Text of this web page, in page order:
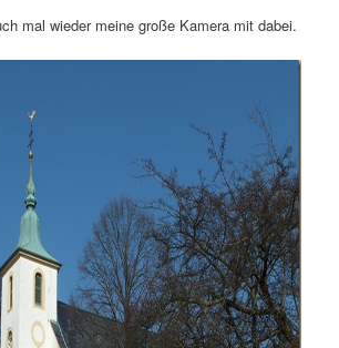
mal wieder meine große Kamera mit dabei.